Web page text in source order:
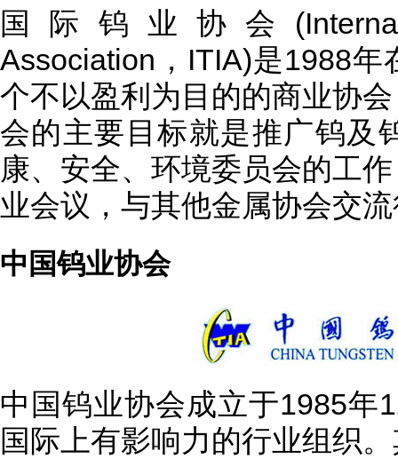
国际钨业协会
Association，ITIA)是1988
个不以盈利为目的的商业协
会的主要目标就是推广钨及
康、安全、环境委员会的工
业会议，与其他金属协会交
中国钨业协会
中国钨业协会成立于1985年
国际上有影响力的行业组织